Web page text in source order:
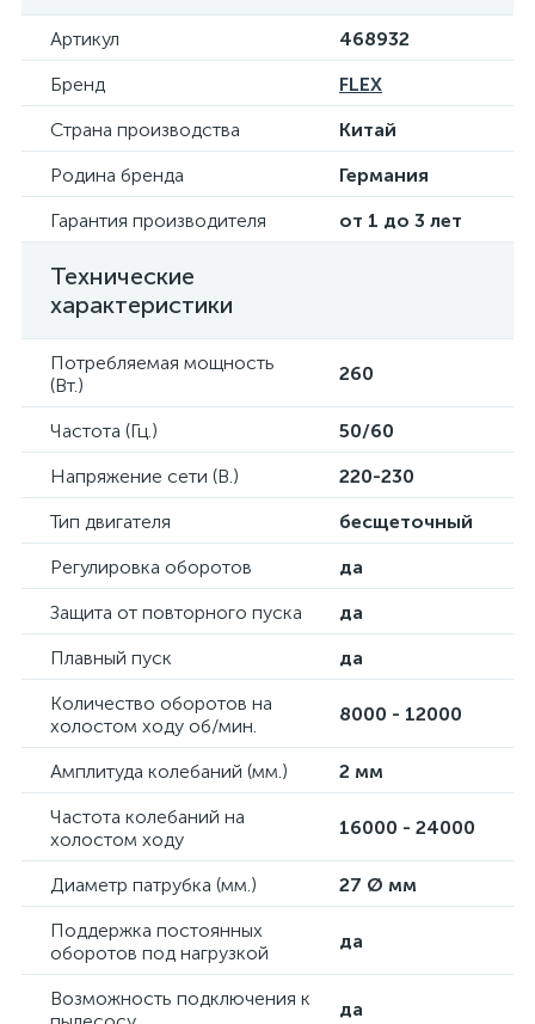
Артикул
468932
Бренд
FLEX
Страна производства
Китай
Родина бренда
Германия
Гарантия производителя
от 1 до 3 лет
Технические
характеристики
Потребляемая мощность
(Вт.)
260
Частота (Гц.)
50/60
Напряжение сети (В.)
220-230
Тип двигателя
бесщеточный
Регулировка оборотов
да
Защита от повторного пуска
да
Плавный пуск
да
Количество оборотов на
холостом ходу об/мин.
8000 - 12000
Амплитуда колебаний (мм.)
2 мм
Частота колебаний на
холостом ходу
16000 - 24000
Диаметр патрубка (мм.)
27 Ø мм
Поддержка постоянных
оборотов под нагрузкой
да
Возможность подключения к
да